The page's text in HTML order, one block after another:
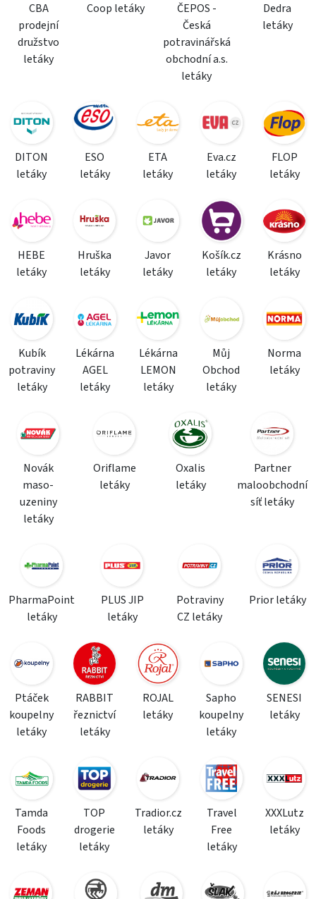
CBA
prodejní
družstvo
letáky
Coop letáky
ČEPOS -
Česká
potravinářská
obchodní a.s.
letáky
Dedra
letáky
DITON
letáky
ESO
letáky
ETA
letáky
Eva.cz
letáky
FLOP
letáky
HEBE
letáky
Hruška
letáky
Javor
letáky
Košík.cz
letáky
Krásno
letáky
Kubík
potraviny
letáky
Lékárna
AGEL
letáky
Lékárna
LEMON
letáky
Můj
Obchod
letáky
Norma
letáky
Novák
maso-
uzeniny
letáky
Oriflame
letáky
Oxalis
letáky
Partner
maloobchodní
síť letáky
PharmaPoint
letáky
PLUS JIP
letáky
Potraviny
CZ letáky
Prior letáky
Ptáček
koupelny
letáky
RABBIT
řeznictví
letáky
ROJAL
letáky
Sapho
koupelny
letáky
SENESI
letáky
Tamda
Foods
letáky
TOP
drogerie
letáky
Tradior.cz
letáky
Travel
Free
letáky
XXXLutz
letáky